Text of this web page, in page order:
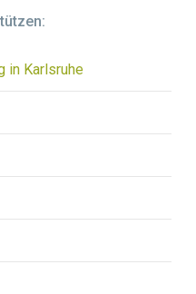
in Karlsruhe